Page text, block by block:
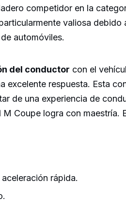
competidor en la
valiosa debido
automóviles.
del conductor con el
excelente respuesta. Esta
de una experiencia de
Coupe logra con maestría.
rápida.